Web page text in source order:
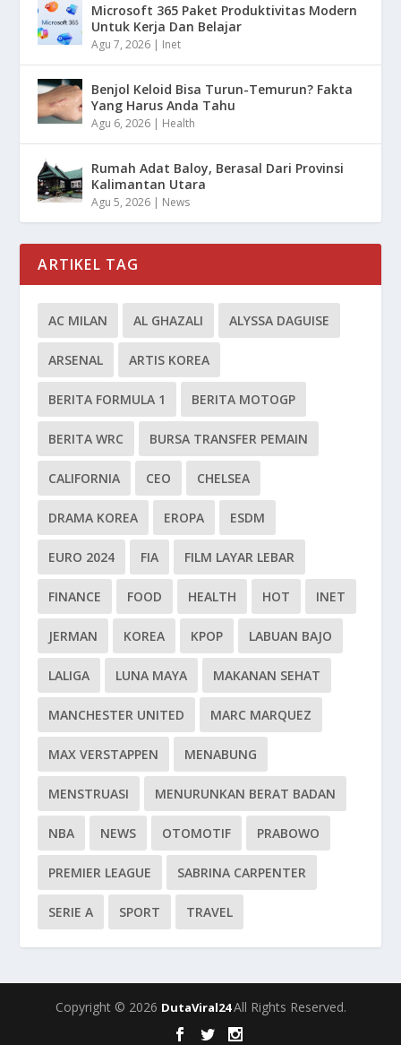
Microsoft 365 Paket Produktivitas Modern
Untuk Kerja Dan Belajar
Agu 7, 2026 | Inet
Benjol Keloid Bisa Turun-Temurun? Fakta
Yang Harus Anda Tahu
Agu 6, 2026 | Health
Rumah Adat Baloy, Berasal Dari Provinsi
Kalimantan Utara
Agu 5, 2026 | News
ARTIKEL TAG
AC MILAN AL GHAZALI ALYSSA DAGUISE
ARSENAL ARTIS KOREA
BERITA FORMULA 1 BERITA MOTOGP
BERITA WRC BURSA TRANSFER PEMAIN
CALIFORNIA CEO CHELSEA
DRAMA KOREA EROPA ESDM
EURO 2024 FIA FILM LAYAR LEBAR
FINANCE FOOD HEALTH HOT INET
JERMAN KOREA KPOP LABUAN BAJO
LALIGA LUNA MAYA MAKANAN SEHAT
MANCHESTER UNITED MARC MARQUEZ
MAX VERSTAPPEN MENABUNG
MENSTRUASI MENURUNKAN BERAT BADAN
NBA NEWS OTOMOTIF PRABOWO
PREMIER LEAGUE SABRINA CARPENTER
SERIE A SPORT TRAVEL
Copyright © 2026 DutaViral24All Rights Reserved.